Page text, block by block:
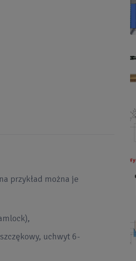
przykład można je
uchwyt 6-